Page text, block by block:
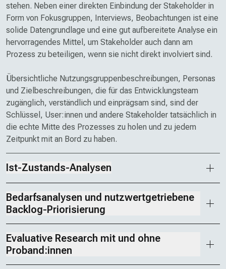
stehen. Neben einer direkten Einbindung der Stake­holder in
Form von Fokus­gruppen, Interviews, Beobachtungen ist eine
solide Daten­grundlage und eine gut aufbereitete Analyse ein
hervorragendes Mittel, um Stakeholder auch dann am
Prozess zu beteiligen, wenn sie nicht direkt involviert sind.
Übersichtliche Nutzungsgruppen­beschreibungen, Personas
und Ziel­beschreibungen, die für das Entwicklungs­team
zugänglich, verständlich und einprägsam sind, sind der
Schlüssel, User:innen und andere Stake­holder tatsächlich in
die echte Mitte des Prozesses zu holen und zu jedem
Zeitpunkt mit an Bord zu haben.
Ist-Zustands-Analysen
Bedarfsanalysen und nutzwertgetriebene
Backlog-Priorisierung
Evaluative Research mit und ohne
Proband:innen